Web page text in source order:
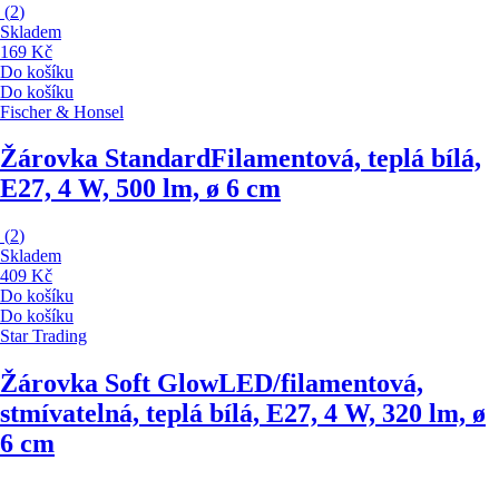
(2)
Skladem
169 Kč
Do košíku
Do košíku
Fischer & Honsel
Žárovka StandardFilamentová, teplá bílá,
E27, 4 W, 500 lm, ø 6 cm
(2)
Skladem
409 Kč
Do košíku
Do košíku
Star Trading
Žárovka Soft GlowLED/filamentová,
stmívatelná, teplá bílá, E27, 4 W, 320 lm, ø
6 cm